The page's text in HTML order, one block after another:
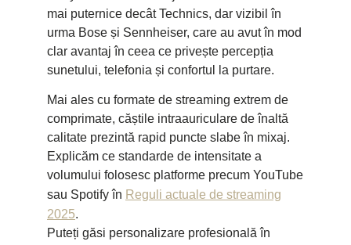
mai puternice decât Technics, dar vizibil în
urma Bose și Sennheiser, care au avut în mod
clar avantaj în ceea ce privește percepția
sunetului, telefonia și confortul la purtare.
Mai ales cu formate de streaming extrem de
comprimate, căștile intraauriculare de înaltă
calitate prezintă rapid puncte slabe în mixaj.
Explicăm ce standarde de intensitate a
volumului folosesc platforme precum YouTube
sau Spotify în Reguli actuale de streaming
2025.
Puteți găsi personalizare profesională în